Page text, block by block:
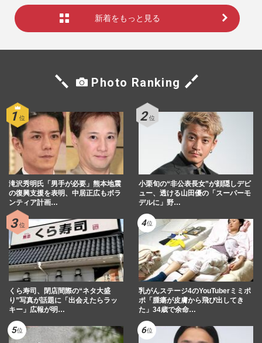
新着をもっと見る
Photo Ranking
滝沢秀明氏「男手が必要」熊本地震
の復興支援を表明、中居正広もボラ
ンティア計画…
小栗旬の“非公表長女”が顔隠しデビ
ュー、透ける山田優の「スーパーモ
デルに」野…
くら寿司、閉店間際の“ネタ大盛
り”写真が話題に「出会えたらラッ
キー」広報が明…
乳がんステージ4のYouTuberミミポ
ポ「腫瘍が皮膚から飛び出してき
た」34歳で余命…